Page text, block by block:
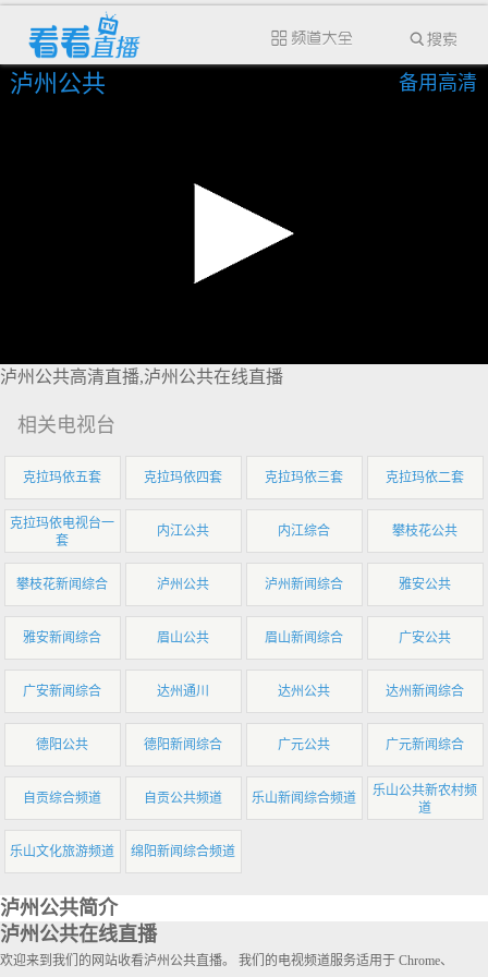
泸州公共 备用高清
泸州公共高清直播,泸州公共在线直播
相关电视台
克拉玛依五套 克拉玛依四套 克拉玛依三套 克拉玛依二套
克拉玛依电视台一
套
内江公共 内江综合 攀枝花公共
攀枝花新闻综合 泸州公共 泸州新闻综合 雅安公共
雅安新闻综合 眉山公共 眉山新闻综合 广安公共
广安新闻综合 达州通川 达州公共 达州新闻综合
德阳公共 德阳新闻综合 广元公共 广元新闻综合
自贡综合频道 自贡公共频道 乐山新闻综合频道
乐山公共新农村频
道
乐山文化旅游频道 绵阳新闻综合频道
泸州公共简介
泸州公共在线直播
欢迎来到我们的网站收看泸州公共直播。 我们的电视频道服务适用于 Chrome、